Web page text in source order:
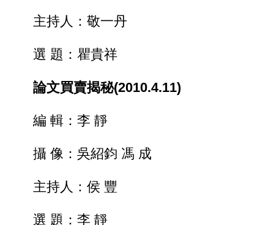
主持人：敬一丹
選 題：瞿貴祥
論文買賣揭秘(2010.4.11)
編 輯：李 靜
攝 像：吳紹鈞 馮 成
主持人：侯 豐
選 題：李 靜